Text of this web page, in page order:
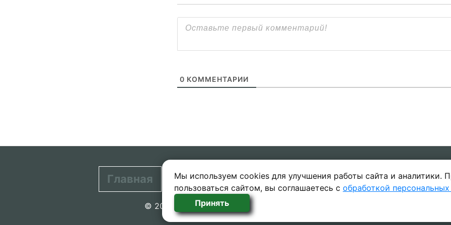
Мы используем cookies для улучшения работы сайта и аналитики.
пользоваться сайтом, вы соглашаетесь с обработкой
Принять
0 КОММЕНТАРИИ
Главная Контакты Политика в отношении обработки
© 2020-2026 проект SecretGuide.RU При копировании материалов сcылка